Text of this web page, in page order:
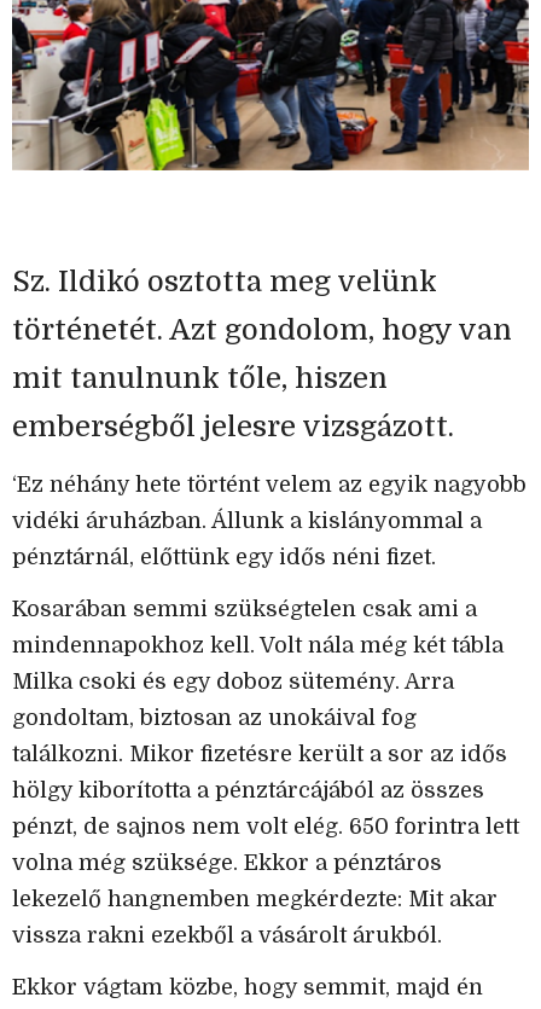
Sz. Ildikó osztotta meg velünk
történetét. Azt gondolom, hogy van
mit tanulnunk tőle, hiszen
emberségből jelesre vizsgázott.
‘Ez néhány hete történt velem az egyik nagyobb
vidéki áruházban. Állunk a kislányommal a
pénztárnál, előttünk egy idős néni fizet.
Kosarában semmi szükségtelen csak ami a
mindennapokhoz kell. Volt nála még két tábla
Milka csoki és egy doboz sütemény. Arra
gondoltam, biztosan az unokáival fog
találkozni. Mikor fizetésre került a sor az idős
hölgy kiborította a pénztárcájából az összes
pénzt, de sajnos nem volt elég. 650 forintra lett
volna még szüksége. Ekkor a pénztáros
lekezelő hangnemben megkérdezte: Mit akar
vissza rakni ezekből a vásárolt árukból.
Ekkor vágtam közbe, hogy semmit, majd én